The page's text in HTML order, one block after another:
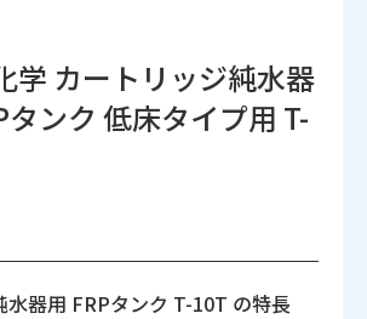
学 カートリッジ純水器
タンク 低床タイプ用 T-
水器用 FRPタンク T-10T の特長